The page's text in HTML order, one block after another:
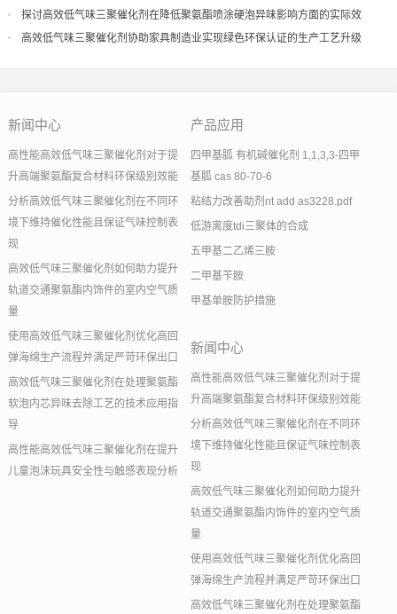
探讨高效低气味三聚催化剂在降低聚氨酯喷涂硬泡异味影响方面的实际效
果
高效低气味三聚催化剂协助家具制造业实现绿色环保认证的生产工艺升级
新闻中心
高性能高效低气味三聚催化剂对于提
升高端聚氨酯复合材料环保级别效能
分析高效低气味三聚催化剂在不同环
境下维持催化性能且保证气味控制表
现
高效低气味三聚催化剂如何助力提升
轨道交通聚氨酯内饰件的室内空气质
量
使用高效低气味三聚催化剂优化高回
弹海绵生产流程并满足严苛环保出口
高效低气味三聚催化剂在处理聚氨酯
软泡内芯异味去除工艺的技术应用指
导
高性能高效低气味三聚催化剂在提升
儿童泡沫玩具安全性与触感表现分析
产品应用
四甲基胍 有机碱催化剂 1,1,3,3-四甲
基胍 cas 80-70-6
粘结力改善助剂nt add as3228.pdf
低游离度tdi三聚体的合成
五甲基二乙烯三胺
二甲基苄胺
甲基单胺防护措施
新闻中心
高性能高效低气味三聚催化剂对于提
升高端聚氨酯复合材料环保级别效能
分析高效低气味三聚催化剂在不同环
境下维持催化性能且保证气味控制表
现
高效低气味三聚催化剂如何助力提升
轨道交通聚氨酯内饰件的室内空气质
量
使用高效低气味三聚催化剂优化高回
弹海绵生产流程并满足严苛环保出口
高效低气味三聚催化剂在处理聚氨酯